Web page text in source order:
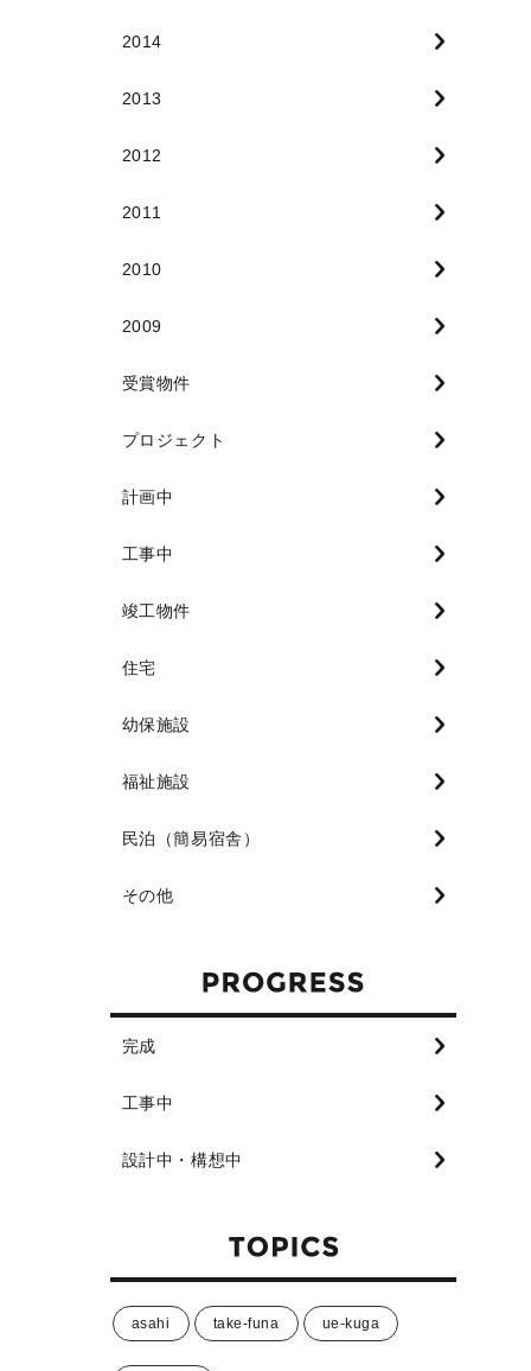
2014
2013
2012
2011
2010
2009
受賞物件
プロジェクト
計画中
工事中
竣工物件
住宅
幼保施設
福祉施設
民泊（簡易宿舎）
その他
完成
工事中
設計中・構想中
asahi take-funa ue-kuga